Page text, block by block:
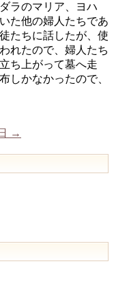
ラのマリア、ヨハ
た他の婦人たちであ
たちに話したが、使
れたので、婦人たち
ち上がって墓へ走
しかなかったので、
→